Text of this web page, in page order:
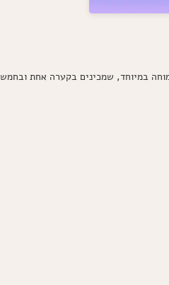
במיוחד, שמכינים בקערה אחת ובחמש